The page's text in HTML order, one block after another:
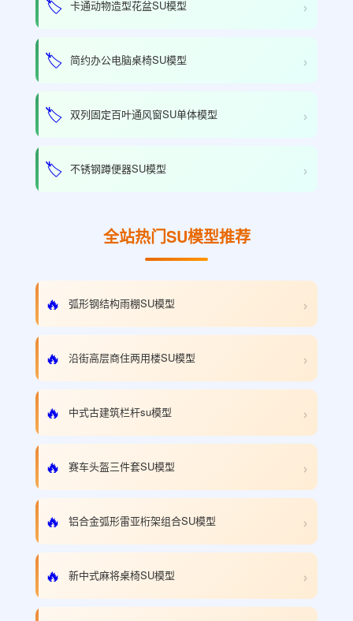
🏷️ 卡通动物造型花盆SU模型 ›
🏷️ 简约办公电脑桌椅SU模型 ›
🏷️ 双列固定百叶通风窗SU单体模型 ›
🏷️ 不锈钢蹲便器SU模型 ›
全站热门SU模型推荐
🔥 弧形钢结构雨棚SU模型 ›
🔥 沿街高层商住两用楼SU模型 ›
🔥 中式古建筑栏杆su模型 ›
🔥 赛车头盔三件套SU模型 ›
🔥 铝合金弧形雷亚桁架组合SU模型 ›
🔥 新中式麻将桌椅SU模型 ›